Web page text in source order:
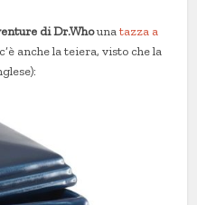
di Dr.Whounatazza a
anche la teiera, visto che la